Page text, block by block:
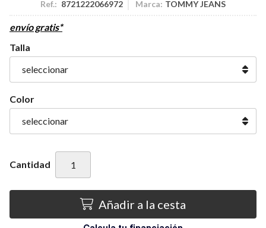
Ref.: 8721222066972 Marca: TOMMY JEANS
envío gratis*
Talla
Color
Cantidad
Añadir a la cesta